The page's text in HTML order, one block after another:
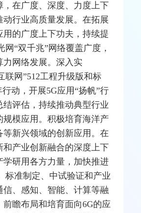
，在广度、深度、力度上下
动行业高质量发展。在拓展
用的广度上下功夫，持续提
网“双千兆”网络覆盖广度，
力网络发展。深入实
联网”512工程升级版和标
行动，开展5G应用“扬帆”行
结评估，持续推动典型行业
规模应用。积极培育海洋产
等新兴领域的创新应用。在
和产业创新融合的深度上下
学研用各方力量，加快推进
标准制定、中试验证和产业
信、感知、智能、计算等融
前瞻布局和培育面向6G的应